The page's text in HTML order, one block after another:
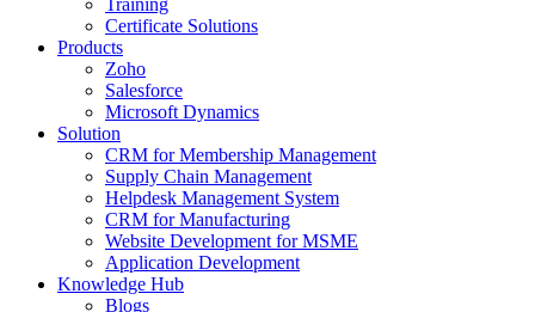
Training
Certificate Solutions
Products
Zoho
Salesforce
Microsoft Dynamics
Solution
CRM for Membership Management
Supply Chain Management
Helpdesk Management System
CRM for Manufacturing
Website Development for MSME
Application Development
Knowledge Hub
Blogs